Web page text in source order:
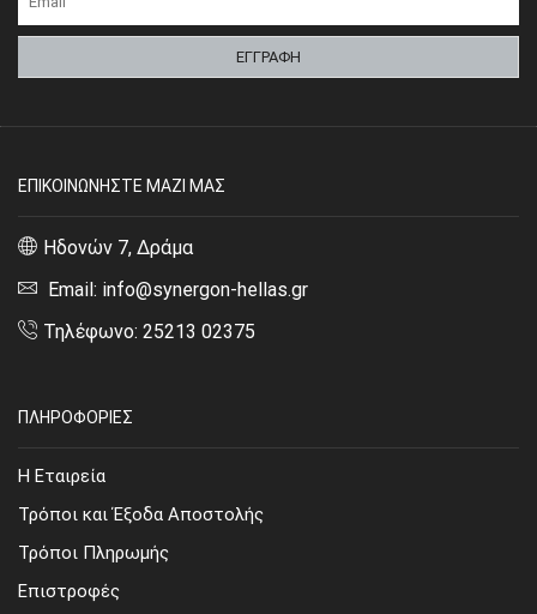
ΕΠΙΚΟΙΝΩΝΗΣΤΕ ΜΑΖΙ ΜΑΣ
Ηδονών 7, Δράμα
Email: info@synergon-hellas.gr
Τηλέφωνο: 25213 02375
ΠΛΗΡΟΦΟΡΙΕΣ
Η Εταιρεία
Τρόποι και Έξοδα Αποστολής
Τρόποι Πληρωμής
Επιστροφές